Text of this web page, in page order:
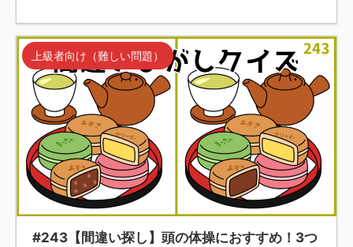
上級者向け（難しい問題）
#243【間違い探し】頭の体操におすすめ！3つ